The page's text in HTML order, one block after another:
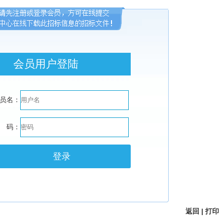
会员用户登陆
名：
码：
返回 | 打印